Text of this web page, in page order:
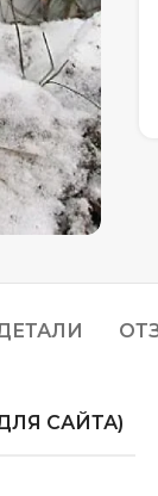
САЙТА)